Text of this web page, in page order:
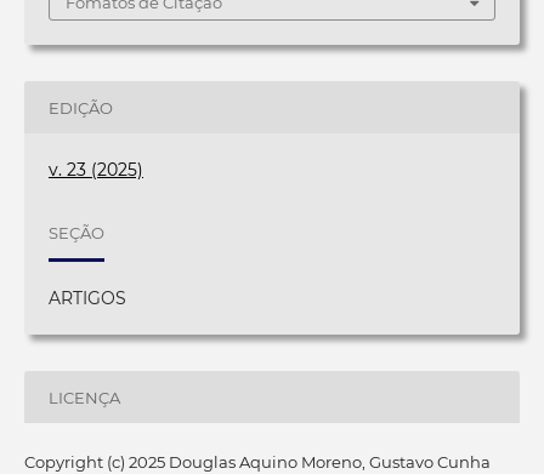
EDIÇÃO
v. 23 (2025)
SEÇÃO
ARTIGOS
LICENÇA
Copyright (c) 2025 Douglas Aquino Moreno, Gustavo Cunha